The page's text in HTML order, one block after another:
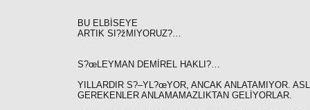
BU ELBİSEYE
ARTIK SI?žMIYORUZ?…
S?œLEYMAN DEMİREL HAKLI?…
YILLARDIR S?–YL?œYOR, ANCAK ANLATAMIYOR.
GEREKENLER ANLAMAMAZLIKTAN GELİYORLAR.